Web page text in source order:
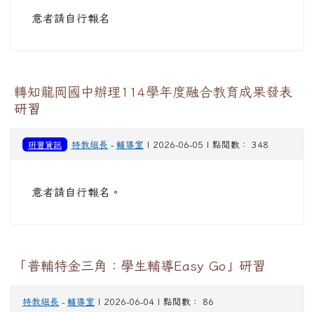
意者請自行報名
轉知龍岡國中辦理114學年度融合教育成果發表
研習
研習資訊 特教組長 - 輔導室 | 2026-06-05 | 點閱數： 348
意者請自行報名。
「普輔特金三角：學生輔導Easy Go」研習
特教組長 - 輔導室 | 2026-06-04 | 點閱數： 86